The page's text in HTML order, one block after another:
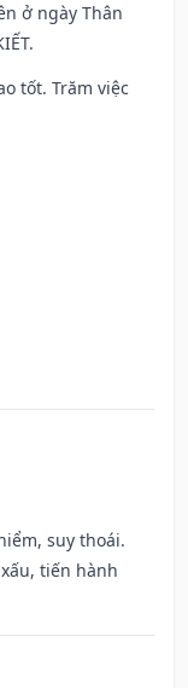
ở ngày Thân
tốt. Trăm việc
suy thoái.
tiến hành